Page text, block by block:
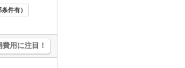
件有）
費用に注目！